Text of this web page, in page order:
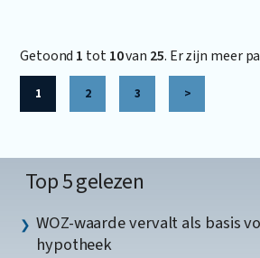
Getoond 1 tot10van 25. Er zijn meer
1 2 3 >
Top 5 gelezen
WOZ-waarde vervalt als basis
hypotheek